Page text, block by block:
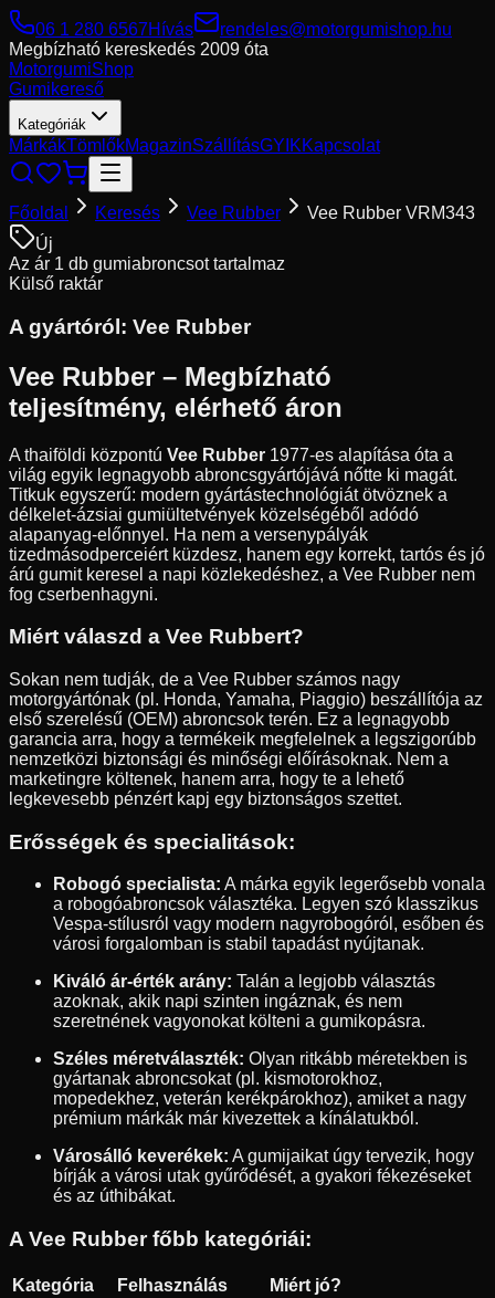
06 1 280 6567Hívás
rendeles@motorgumishop.hu
Megbízható kereskedés 2009 óta
MotorgumiShop
Gumikereső
Kategóriák
MárkákTömlőkMagazinSzállításGYIKKapcsolat
Főoldal Keresés Vee Rubber
Vee Rubber VRM343
Új
Az ár 1 db gumiabroncsot tartalmaz
Külső raktár
A gyártóról: Vee Rubber
Vee Rubber – Megbízható
teljesítmény, elérhető áron
A thaiföldi központú Vee Rubber 1977-es alapítása óta a
világ egyik legnagyobb abroncsgyártójává nőtte ki magát.
Titkuk egyszerű: modern gyártástechnológiát ötvöznek a
délkelet-ázsiai gumiültetvények közelségéből adódó
alapanyag-előnnyel. Ha nem a versenypályák
tizedmásodperceiért küzdesz, hanem egy korrekt, tartós és jó
árú gumit keresel a napi közlekedéshez, a Vee Rubber nem
fog cserbenhagyni.
Miért válaszd a Vee Rubbert?
Sokan nem tudják, de a Vee Rubber számos nagy
motorgyártónak (pl. Honda, Yamaha, Piaggio) beszállítója az
első szerelésű (OEM) abroncsok terén. Ez a legnagyobb
garancia arra, hogy a termékeik megfelelnek a legszigorúbb
nemzetközi biztonsági és minőségi előírásoknak. Nem a
marketingre költenek, hanem arra, hogy te a lehető
legkevesebb pénzért kapj egy biztonságos szettet.
Erősségek és specialitások:
Robogó specialista: A márka egyik legerősebb vonala
a robogóabroncsok választéka. Legyen szó klasszikus
Vespa-stílusról vagy modern nagyrobogóról, esőben és
városi forgalomban is stabil tapadást nyújtanak.
Kiváló ár-érték arány: Talán a legjobb választás
azoknak, akik napi szinten ingáznak, és nem
szeretnének vagyonokat költeni a gumikopásra.
Széles méretválaszték: Olyan ritkább méretekben is
gyártanak abroncsokat (pl. kismotorokhoz,
mopedekhez, veterán kerékpárokhoz), amiket a nagy
prémium márkák már kivezettek a kínálatukból.
Városálló keverékek: A gumijaikat úgy tervezik, hogy
bírják a városi utak gyűrődését, a gyakori fékezéseket
és az úthibákat.
A Vee Rubber főbb kategóriái:
Kategória Felhasználás
Miért jó?